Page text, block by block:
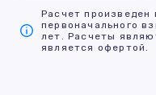
Расчет произведен
первоначального
лет. Расчеты
является офертой.